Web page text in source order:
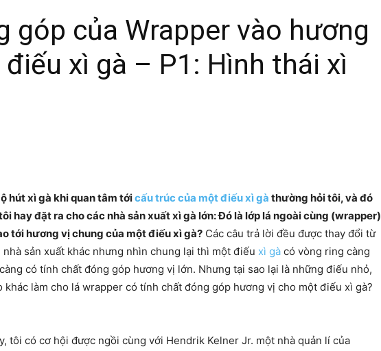
góp của Wrapper vào hương
xì gà – P1: Hình thái xì
hút xì gà khi quan tâm tớicấu trúc của một điếu xì gà thường hỏi tôi, và đó
hay đặt ra cho các nhà sản xuất xì gà lớn: Đó là lớp lá ngoài cùng (wrapper)
tới hương vị chung của một điếu xì gà? Các câu trả lời đều được thay đổi từ
nhà sản xuất khác nhưng nhìn chung lại thì một điếu xì gà có vòng ring càng
có tính chất đóng góp hương vị lớn. Nhưng tại sao lại là những điếu nhỏ,
khác làm cho lá wrapper có tính chất đóng góp hương vị cho một điếu xì gà?
tôi có cơ hội được ngồi cùng với Hendrik Kelner Jr. một nhà quản lí của